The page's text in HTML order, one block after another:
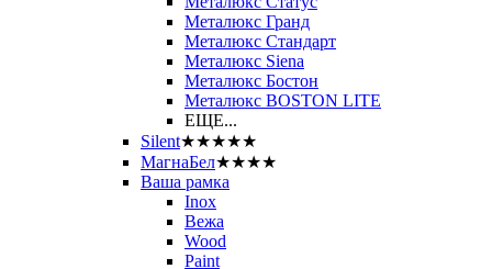
Металюкс Гранд
Металюкс Стандарт
Металюкс Siena
Металюкс Бостон
Металюкс BOSTON LITE
ЕЩЕ...
Silent★★★★★
МагнаБел★★★★
Ваша рамка
Inox
Вежа
Wood
Paint